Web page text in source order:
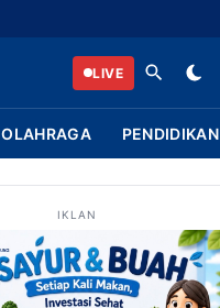
LIVE
OLAHRAGA PENDIDIKAN
IKLAN